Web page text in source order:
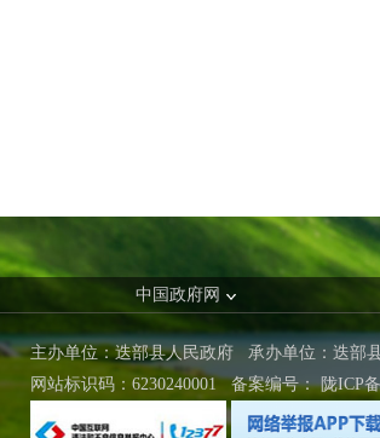
中国政府网
主办单位：迭部县人民政府 承办单位：迭部
网站标识码：6230240001
备案编号： 陇ICP